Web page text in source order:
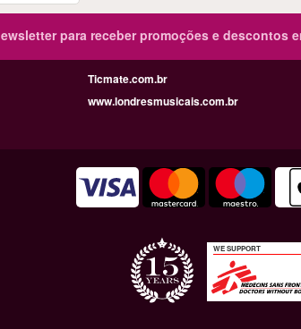
para receber promoções e descontos
Ticmate.com.br
www.londresmusicais.com.br
WE SUPPORT